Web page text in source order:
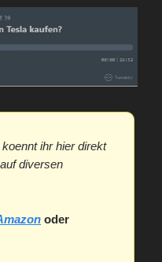
ihr hier direkt
diversen
oder